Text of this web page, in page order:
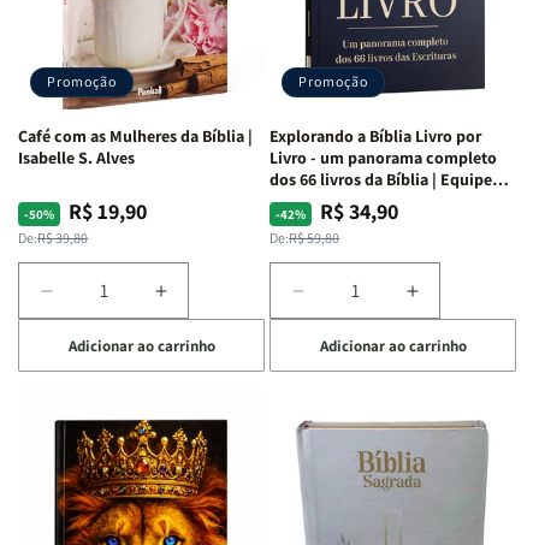
Capa
Dura
|
Preta
|
Capa
Dura
|
Capa
Dura
|
|
Capa
Dura
|
Promoção
Café com as Mulheres da Bíblia |
Isabelle S. Alves
-50%
Preço
normal
De:R$ 39,80
Preço
promocional
R$ 19,90
Diminuir
a
quantidade
de
com
Mulheres
da
Bíblia
Aumentar
a
quantidade
de
com
as
Mulheres
da
Bíblia
Adicionar ao carrinho
Promoção
Explorando a Bíblia Livro por
Livro - um panorama completo
dos 66 livros da Bíblia | Equipe
teológica Penkal
-42%
Preço
normal
De:R$ 59,80
Preço
promocional
R$ 34,90
Diminuir
a
quantidade
de
a
Bíblia
Livro
por
Livro
Aumentar
a
quantidade
de
a
Bíblia
Livro
Adicionar ao carrinho